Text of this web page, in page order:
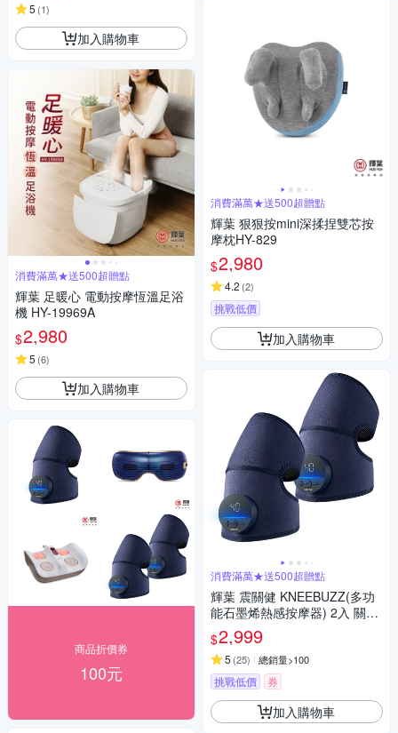
5 (1)
加入購物車
消費滿萬★送500超贈點
輝葉 足暖心 電動按摩恆溫足浴
機 HY-19969A
$2,980
5 (6)
加入購物車
商品折價券
100元
消費滿萬★送500超贈點
輝葉 狠狠按mini深揉捏雙芯按
摩枕HY-829
$2,980
4.2 (2)
挑戰低價
加入購物車
消費滿萬★送500超贈點
輝葉 震關健 KNEEBUZZ(多功
能石墨烯熱感按摩器) 2入 關節
按摩 膝蓋按摩 HY-762
$2,999
5 (25) 總銷量>100
挑戰低價 券
加入購物車